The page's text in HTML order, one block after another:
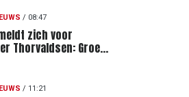
/ 08:47
zich voor
Thorvaldsen: Groen
/ 11:21